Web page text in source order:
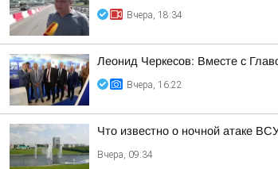
Вчера, 18:34
Леонид Черкесов: Вместе с
Вчера, 16:22
Что известно о ночной атаке
Вчера, 09:34